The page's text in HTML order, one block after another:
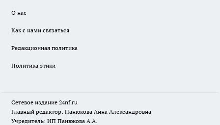
О нас
Как с нами связаться
Редакционная политика
Политика этики
Сетевое издание 24nf.ru
Главный редактор: Панюкова Анна Александровна
Учредитель: ИП Панюкова А.А.